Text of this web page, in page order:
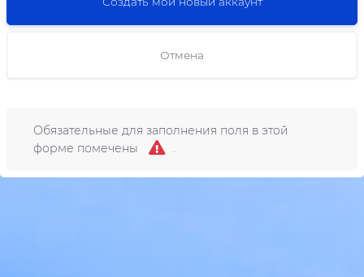
Обязательные для заполнения поля в этой
форме помечены
.